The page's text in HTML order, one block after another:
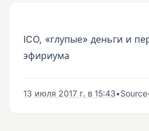
ICO, «глупые» деньги и
эфириума ​
13 июля 2017 г. в 15:43•Source